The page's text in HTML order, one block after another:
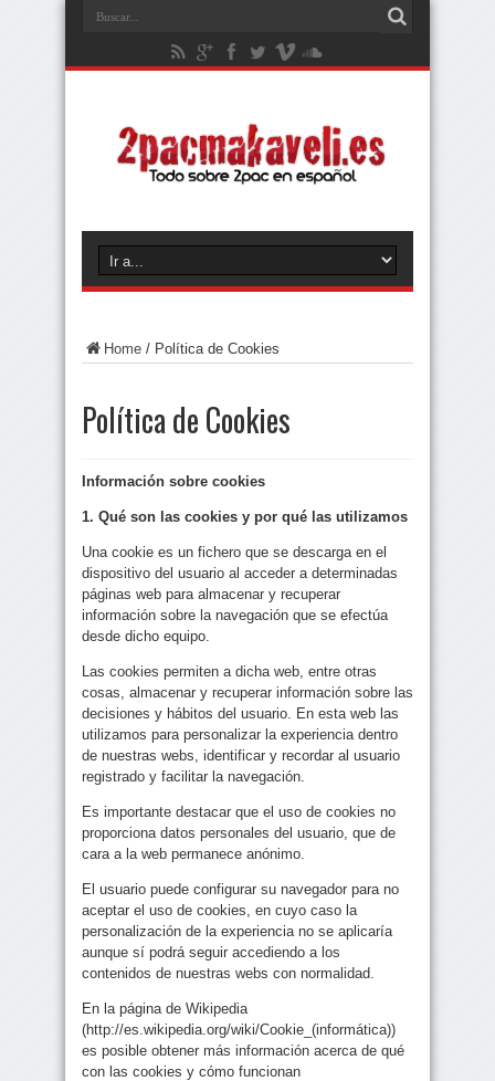
Home / Política de Cookies
Política de Cookies
Información sobre cookies
1. Qué son las cookies y por qué las utilizamos
Una cookie es un fichero que se descarga en el
dispositivo del usuario al acceder a determinadas
páginas web para almacenar y recuperar
información sobre la navegación que se efectúa
desde dicho equipo.
Las cookies permiten a dicha web, entre otras
cosas, almacenar y recuperar información sobre las
decisiones y hábitos del usuario. En esta web las
utilizamos para personalizar la experiencia dentro
de nuestras webs, identificar y recordar al usuario
registrado y facilitar la navegación.
Es importante destacar que el uso de cookies no
proporciona datos personales del usuario, que de
cara a la web permanece anónimo.
El usuario puede configurar su navegador para no
aceptar el uso de cookies, en cuyo caso la
personalización de la experiencia no se aplicaría
aunque sí podrá seguir accediendo a los
contenidos de nuestras webs con normalidad.
En la página de Wikipedia
(http://es.wikipedia.org/wiki/Cookie_(informática))
es posible obtener más información acerca de qué
con las cookies y cómo funcionan